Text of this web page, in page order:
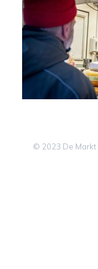
© 2023 De Markt